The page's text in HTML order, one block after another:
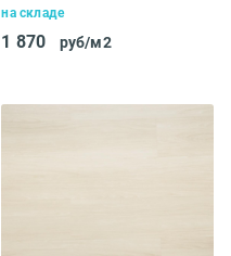
на складе
1 870 руб/м2